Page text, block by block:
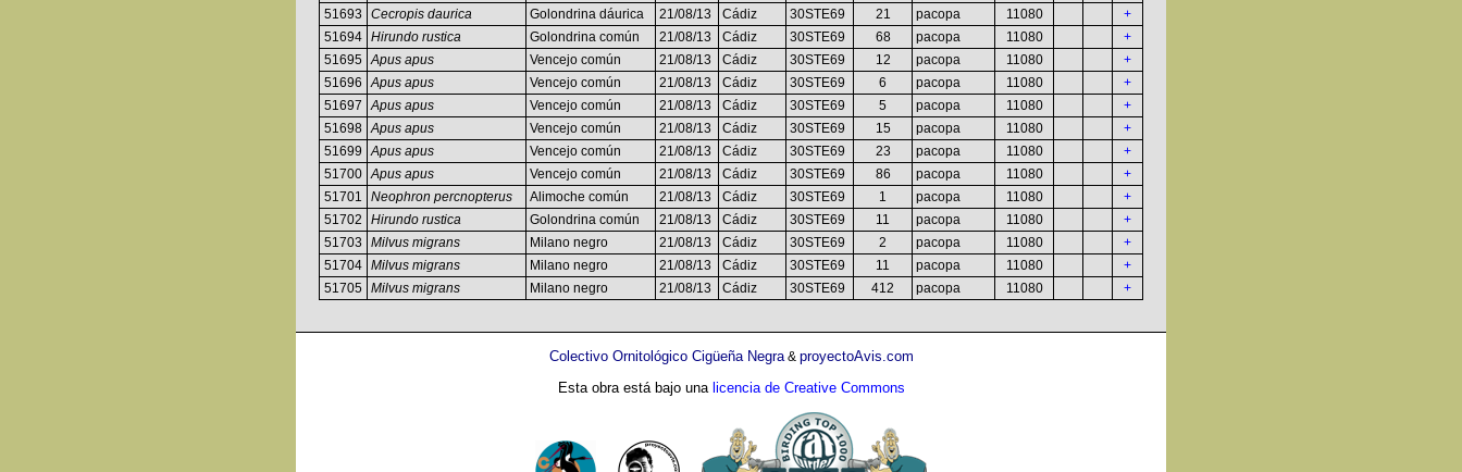
51693
Cecropis daurica Golondrina dáurica 21/08/13 Cádiz 30STE69 21 pacopa 11080
+
51694 Hirundo rustica Golondrina común 21/08/13 Cádiz 30STE69 68 pacopa 11080
+
51695 Apus apus Vencejo común 21/08/13 Cádiz 30STE69 12 pacopa 11080
+
51696
Apus apus Vencejo común 21/08/13 Cádiz 30STE69 6 pacopa 11080
+
51697
Apus apus Vencejo común 21/08/13 Cádiz 30STE69 5 pacopa 11080
+
51698 Apus apus Vencejo común 21/08/13 Cádiz 30STE69 15 pacopa 11080
+
51699
Apus apus Vencejo común 21/08/13 Cádiz 30STE69 23 pacopa 11080
+
51700 Apus apus Vencejo común 21/08/13 Cádiz 30STE69 86 pacopa 11080
+
51701
Neophron percnopterus Alimoche común 21/08/13 Cádiz 30STE69 1 pacopa 11080
+
51702
Hirundo rustica Golondrina común 21/08/13 Cádiz 30STE69 11 pacopa 11080
+
51703
Milvus migrans Milano negro 21/08/13 Cádiz 30STE69 2 pacopa 11080
+
51704 Milvus migrans Milano negro 21/08/13 Cádiz 30STE69 11 pacopa 11080
+
51705 Milvus migrans Milano negro 21/08/13 Cádiz 30STE69 412 pacopa 11080 +
Colectivo Ornitológico Cigüeña Negra& proyectoAvis.com
Esta obra está bajo una licencia de Creative Commons